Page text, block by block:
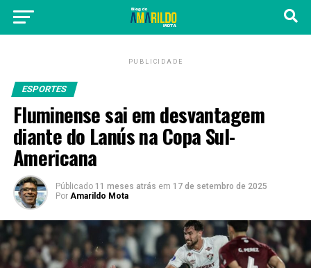
PUBLICIDADE
ESPORTES
Fluminense sai em desvantagem
diante do Lanús na Copa Sul-
Americana
Públicado 11 meses atrás em 17 de setembro de 2025
Por Amarildo Mota